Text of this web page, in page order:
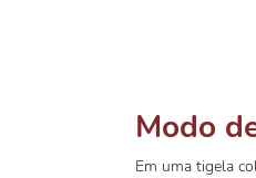
Modo
Em uma tigela